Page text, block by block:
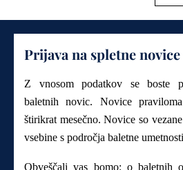
Prijava na spletne novice
Z vnosom podatkov se boste
baletnih novic. Novice
štirikrat mesečno. Novice so
vsebine s področja baletne
Obveščali vas bomo: o baletnih